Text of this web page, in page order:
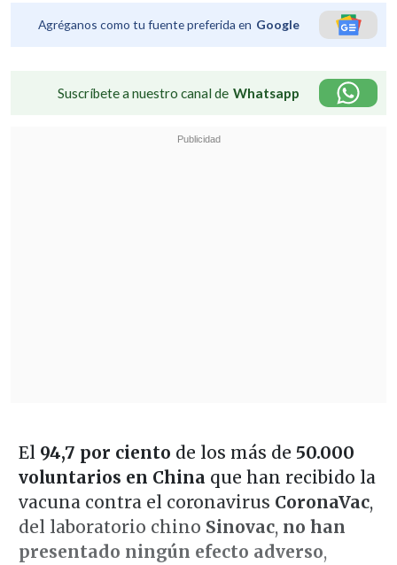
Agréganos como tu fuente preferida en Google
Suscríbete a nuestro canal de Whatsapp
El 94,7 por ciento de los más de 50.000
voluntarios en China que han recibido la
vacuna contra el coronavirus CoronaVac,
del laboratorio chino Sinovac, no han
presentado ningún efecto adverso,